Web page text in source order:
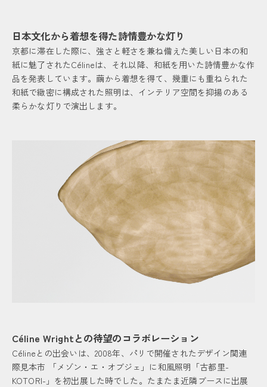
日本文化から着想を得た詩情豊かな灯り
京都に滞在した際に、強さと軽さを兼ね備えた美しい日本の和
紙に魅了されたCélineは、それ以降、和紙を用いた詩情豊かな作
品を発表しています。繭から着想を得て、幾重にも重ねられた
和紙で緻密に構成された照明は、インテリア空間を抑揚のある
柔らかな灯りで演出します。
Céline Wrightとの待望のコラボレーション
Célineとの出会いは、2008年、パリで開催されたデザイン関連
際見本市 「メゾン・エ・オブジェ」に和風照明「古都里-
KOTORI-」を初出展した時でした。たまたま近隣ブースに出展